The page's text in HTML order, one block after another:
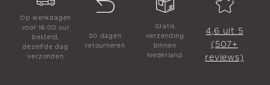
Op werkdagen
voor 16.00 uur
besteld,
dezelfde dag
verzonden
30 dagen
retourneren
Gratis
verzending
binnen
Nederland
4,6 uit 5
(507+
reviews)